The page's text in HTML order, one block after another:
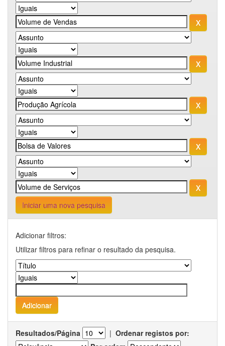
Iniciar uma nova pesquisa
Adicionar filtros:
Utilizar filtros para refinar o resultado da pesquisa.
Resultados/Página | Ordenar registos por: